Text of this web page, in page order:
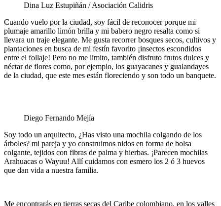
Dina Luz Estupiñán / Asociación Calidris
Cuando vuelo por la ciudad, soy fácil de reconocer porque mi
plumaje amarillo limón brilla y mi babero negro resalta como si
llevara un traje elegante. Me gusta recorrer bosques secos, cultivos y
plantaciones en busca de mi festín favorito ¡insectos escondidos
entre el follaje! Pero no me limito, también disfruto frutos dulces y
néctar de flores como, por ejemplo, los guayacanes y gualandayes
de la ciudad, que este mes están floreciendo y son todo un banquete.
Diego Fernando Mejía
Soy todo un arquitecto, ¿Has visto una mochila colgando de los
árboles? mi pareja y yo construimos nidos en forma de bolsa
colgante, tejidos con fibras de palma y hierbas. ¡Parecen mochilas
Arahuacas o Wayuu! Allí cuidamos con esmero los 2 ó 3 huevos
que dan vida a nuestra familia.
Me encontrarás en tierras secas del Caribe colombiano, en los valles